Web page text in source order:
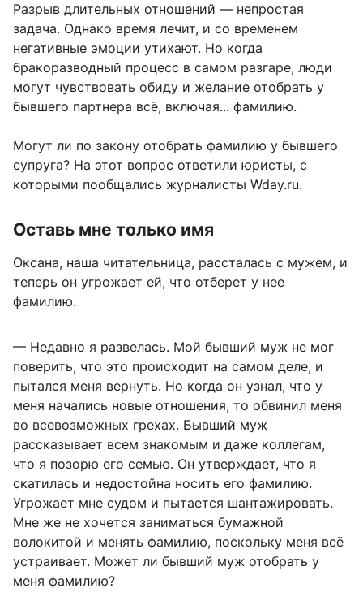
Разрыв длительных отношений — непростая
задача. Однако время лечит, и со временем
негативные эмоции утихают. Но когда
бракоразводный процесс в самом разгаре, люди
могут чувствовать обиду и желание отобрать у
бывшего партнера всё, включая... фамилию.
Могут ли по закону отобрать фамилию у бывшего
супруга? На этот вопрос ответили юристы, с
которыми пообщались журналисты Wday.ru.
Оставь мне только имя
Оксана, наша читательница, рассталась с мужем, и
теперь он угрожает ей, что отберет у нее
фамилию.
— Недавно я развелась. Мой бывший муж не мог
поверить, что это происходит на самом деле, и
пытался меня вернуть. Но когда он узнал, что у
меня начались новые отношения, то обвинил меня
во всевозможных грехах. Бывший муж
рассказывает всем знакомым и даже коллегам,
что я позорю его семью. Он утверждает, что я
скатилась и недостойна носить его фамилию.
Угрожает мне судом и пытается шантажировать.
Мне же не хочется заниматься бумажной
волокитой и менять фамилию, поскольку меня всё
устраивает. Может ли бывший муж отобрать у
меня фамилию?